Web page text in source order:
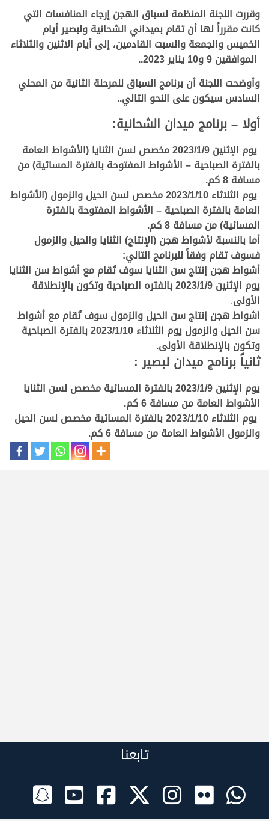
وقررت اللجنة المنظمة لسباق الهجن إرجاء المنافسات التي
كانت مقرراً لها أن تقام بميداني الشحانية ولبصير أيام
الخميس والجمعة والسبت القادمين، إلى أيام الاثنين والثلاثاء
الموافقين 9 و10 يناير 2023..
وأوضحت اللجنة أن برنامج السباق للمرحلة الثانية من المحلي
السادس سيكون على النحو التالي..
أولا – برنامج ميدان الشحانية:
يوم الإثنين 2023/1/9 مخصص لسن الثنايا (الأشواط العامة
بالفترة الصباحية – الأشواط المفتوحة بالفترة المسائية) من
مسافة 8 كم.
يوم الثلاثاء 2023/1/10 مخصص لسن الحيل والزمول (الأشواط
العامة بالفترة الصباحية – الأشواط المفتوحة بالفترة
المسائية) من مسافة 8 كم.
أما بالنسبة لأشواط هجن (الإنتاج) الثنايا والحيل والزمول
فسوف تقام وفقاً للبرنامج التالي:
أشواط هجن إنتاج سن الثنايا سوف تُقام مع أشواط سن الثنايا
يوم الإثنين 2023/1/9 بالفتره الصباحية وتكون بالإنطلاقة
الأولى.
أشواط هجن إنتاج سن الحيل والزمول سوف تُقام مع أشواط
سن الحيل والزمول يوم الثلاثاء 2023/1/10 بالفترة الصباحية
وتكون بالإنطلاقة الأولى.
ثانياً برنامج ميدان لبصير :
يوم الإثنين 2023/1/9 بالفترة المسائية مخصص لسن الثنايا
الأشواط العامة من مسافة 6 كم.
يوم الثلاثاء 2023/1/10 بالفترة المسائية مخصص لسن الحيل
والزمول الأشواط العامة من مسافة 6 كم.
تابعنا